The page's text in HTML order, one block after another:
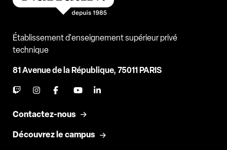
Établissement d'enseignement supérieur privé
technique
81 Avenue de la République, 75011 PARIS
Contactez-nous
Découvrez le campus